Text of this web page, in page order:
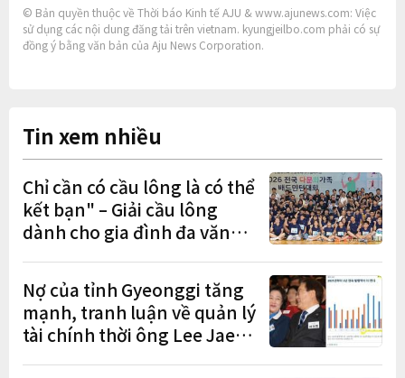
© Bản quyền thuộc về Thời báo Kinh tế AJU & www.ajunews.com: Việc
sử dụng các nội dung đăng tải trên vietnam. kyungjeilbo.com phải có sự
đồng ý bằng văn bản của Aju News Corporation.
Tin xem nhiều
Chỉ cần có cầu lông là có thể
kết bạn" – Giải cầu lông
dành cho gia đình đa văn
Nợ của tỉnh Gyeonggi tăng
mạnh, tranh luận về quản lý
tài chính thời ông Lee Jae-